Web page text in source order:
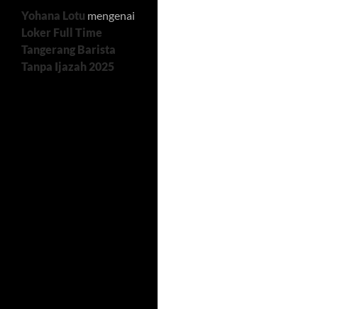
Yohana Lotu mengenai
Loker Full Time
Tangerang Barista
Tanpa Ijazah 2025